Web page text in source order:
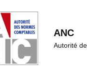
ANC
Autorité